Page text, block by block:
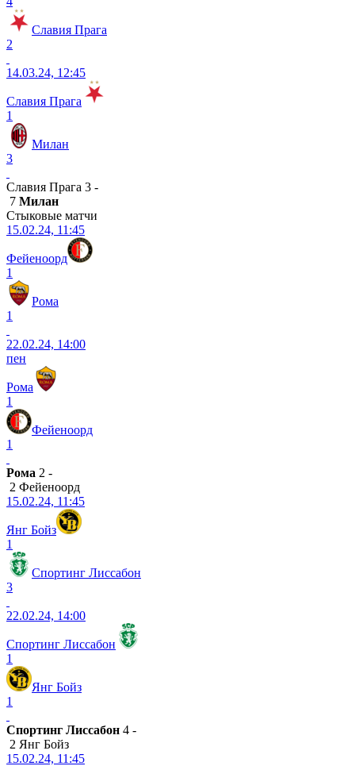
Славия Прага
2
14.03.24, 12:45
Славия Прага
1
Милан
3
Славия Прага 3 -
7 Милан
Стыковые матчи
15.02.24, 11:45
Фейеноорд
1
Рома
1
22.02.24, 14:00
пен
Рома
1
Фейеноорд
1
Рома 2 -
2 Фейеноорд
15.02.24, 11:45
Янг Бойз
1
Спортинг Лиссабон
3
22.02.24, 14:00
Спортинг Лиссабон
1
Янг Бойз
1
Спортинг Лиссабон 4 -
2 Янг Бойз
15.02.24, 11:45